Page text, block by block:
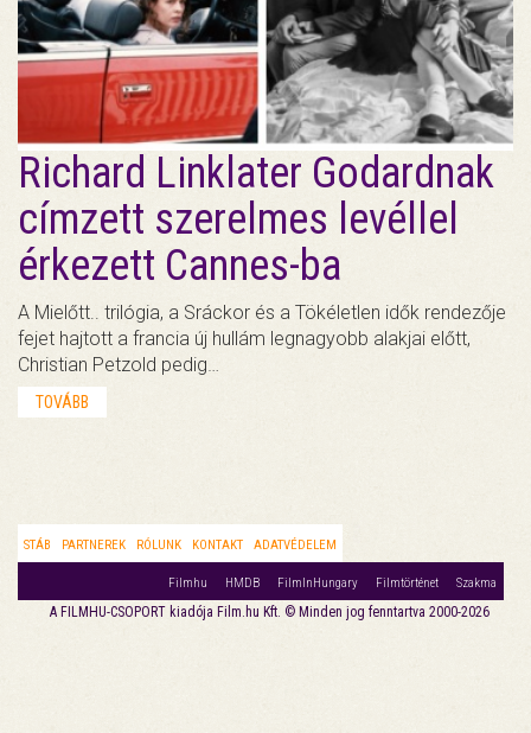
Richard Linklater Godardnak
címzett szerelmes levéllel
érkezett Cannes-ba
A Mielőtt.. trilógia, a Sráckor és a Tökéletlen idők rendezője
fejet hajtott a francia új hullám legnagyobb alakjai előtt,
Christian Petzold pedig…
TOVÁBB
STÁB PARTNEREK RÓLUNK KONTAKT ADATVÉDELEM
Filmhu HMDB FilmInHungary Filmtörténet Szakma
A FILMHU-CSOPORT kiadója Film.hu Kft. © Minden jog fenntartva 2000-2026